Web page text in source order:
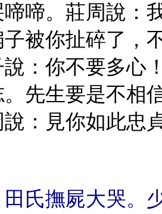
啼啼。莊周說：
被你扯碎了，
：你不要多心
先生要是不相
：見你如此忠
撫屍大哭。少